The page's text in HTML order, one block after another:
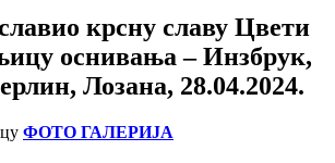
крсну славу Цвети
оснивања – Инзбрук,
Лозана, 28.04.2024.
ФОТО ГАЛЕРИЈА